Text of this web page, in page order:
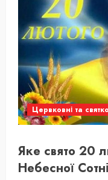
Цервковні та
Яке свято 20
Небесної